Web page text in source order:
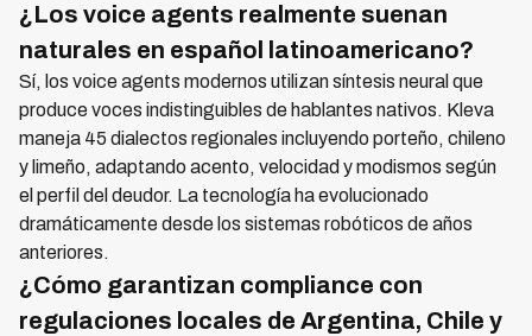
¿Los voice agents realmente suenan
naturales en español latinoamericano?
Sí, los voice agents modernos utilizan síntesis neural que
produce voces indistinguibles de hablantes nativos. Kleva
maneja 45 dialectos regionales incluyendo porteño, chileno
y limeño, adaptando acento, velocidad y modismos según
el perfil del deudor. La tecnología ha evolucionado
dramáticamente desde los sistemas robóticos de años
anteriores.
¿Cómo garantizan compliance con
regulaciones locales de Argentina, Chile y